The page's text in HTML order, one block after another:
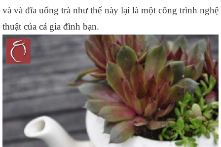
và và đĩa uống trà như thế này lại là một công trình nghệ
thuật của cả gia đình bạn.